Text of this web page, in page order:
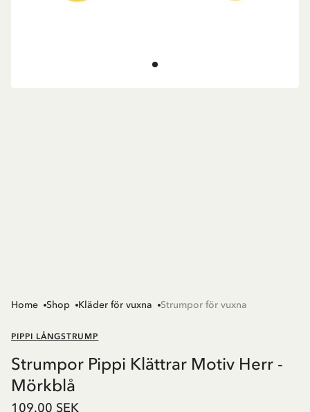
Home Shop Kläder för vuxna Strumpor för vuxna
PIPPI LÅNGSTRUMP
Strumpor Pippi Klättrar Motiv Herr -
Mörkblå
109.00 SEK